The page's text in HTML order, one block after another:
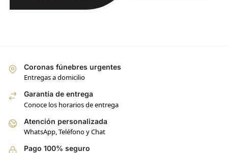
Coronas fúnebres urgentes
Entregas a domicilio
Garantía de entrega
Conoce los horarios de entrega
Atención personalizada
WhatsApp, Teléfono y Chat
Pago 100% seguro